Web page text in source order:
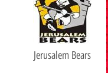
Jerusalem Bears